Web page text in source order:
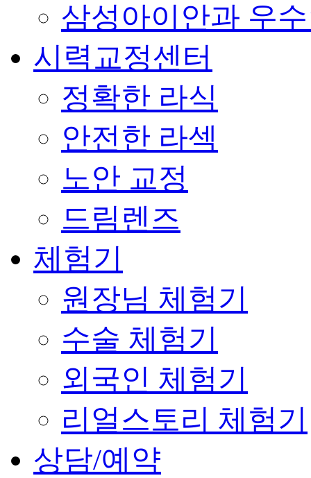
삼성아이안과 우
시력교정센터
정확한 라식
안전한 라섹
노안 교정
드림렌즈
체험기
원장님 체험기
수술 체험기
외국인 체험기
리얼스토리 체험기
상담/예약